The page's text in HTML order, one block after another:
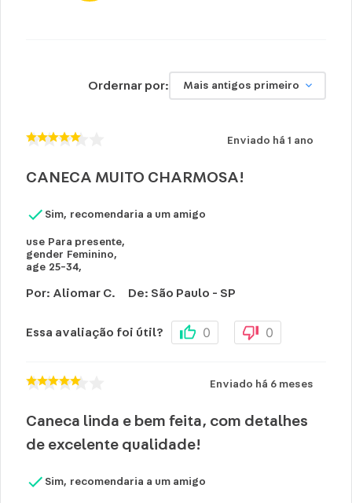
Ordernar por: Mais antigos primeiro
Enviado há 1 ano
CANECA MUITO CHARMOSA!
Sim, recomendaria a um amigo
use Para presente,
gender Feminino,
age 25-34,
Por: Aliomar C. De: São Paulo - SP
Essa avaliação foi útil? 0 0
Enviado há 6 meses
Caneca linda e bem feita, com detalhes
de excelente qualidade!
Sim, recomendaria a um amigo